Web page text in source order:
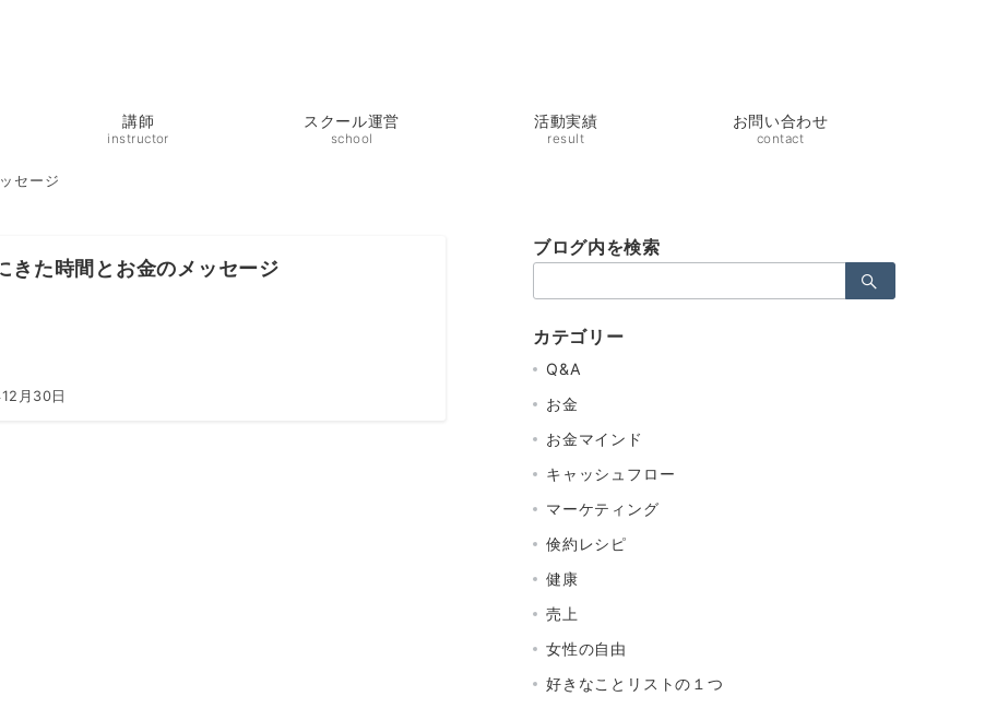
講師
instructor
スクール運営
school
活動実績
result
お問い合わせ
contact
セージ
きた時間とお金のメッセージ
月30日
ブログ内を検索
索：
カテゴリー
Q&A
お金
お金マインド
キャッシュフロー
マーケティング
倹約レシピ
健康
売上
女性の自由
好きなことリストの１つ